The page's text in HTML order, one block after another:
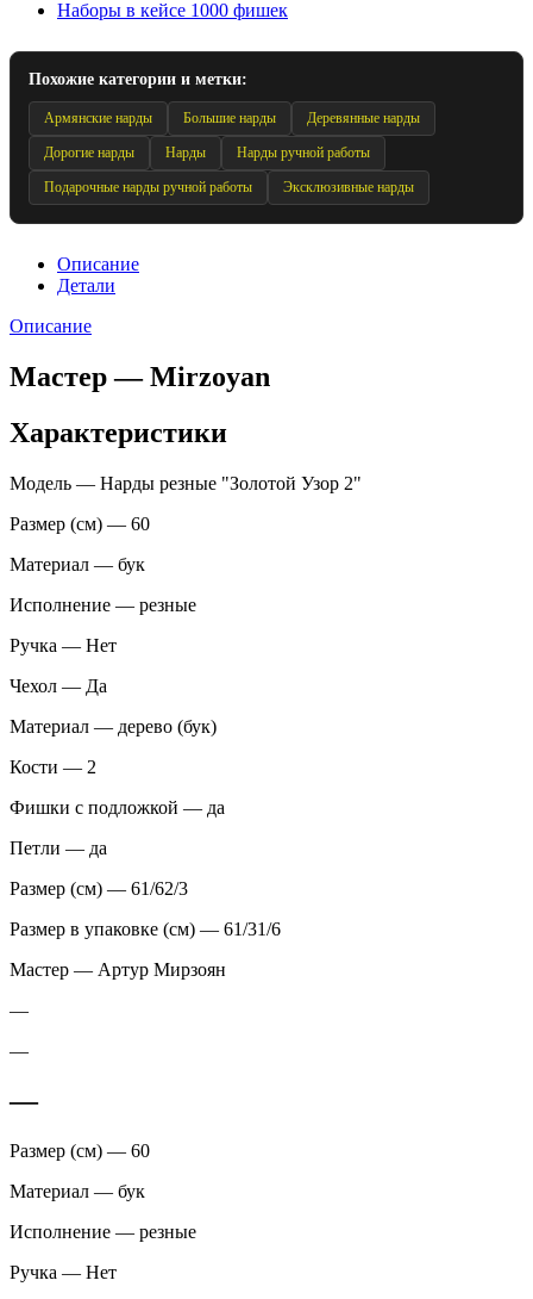
Наборы в кейсе 1000 фишек
Похожие категории и метки:
Армянские нарды Большие нарды Деревянные нарды
Дорогие нарды Нарды Нарды ручной работы
Подарочные нарды ручной работы Эксклюзивные нарды
Описание
Детали
Описание
Мастер — Mirzoyan
Характеристики
Модель — Нарды резные "Золотой Узор 2"
Размер (см) — 60
Материал — бук
Исполнение — резные
Ручка — Нет
Чехол — Да
Материал — дерево (бук)
Кости — 2
Фишки с подложкой — да
Петли — да
Размер (см) — 61/62/3
Размер в упаковке (см) — 61/31/6
Мастер — Артур Мирзоян
—
—
—
Размер (см) — 60
Материал — бук
Исполнение — резные
Ручка — Нет